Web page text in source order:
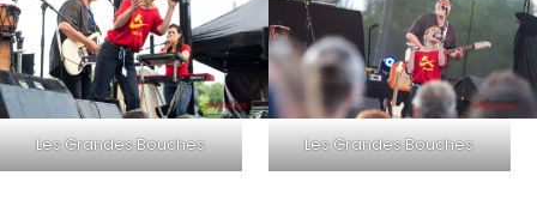
Les Grandes Bouches Les Grandes Bouches